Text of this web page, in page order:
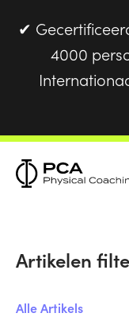
✔
4000
Artikelen
Alle Artikels